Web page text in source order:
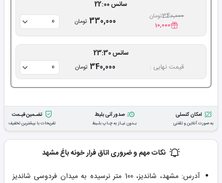
سانس 22:00
340,000تومان
10,000
330,000 تومان
سانس 23:30
قیمت نهایی :
340,000 تومان
امکان کنسلی
به صورت آنلاین و تلفنی
صدور آنی بلیط
بـدون نیـاز به چـاپ بلـیط
تضـمین قیـمت
تفریحات با بیشترین تخفیف
نکات مهم و ضروری اتاق فرار خونه باغ مشهد
آدرس: مشهد، شاندیز، 100 متر نرسیده به میدان فردوسی شاندیز